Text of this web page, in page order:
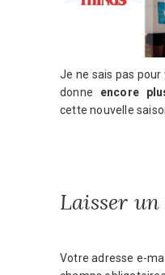
Je ne sais pas
donne encore
cette nouvelle
Laisser
Votre adresse e-